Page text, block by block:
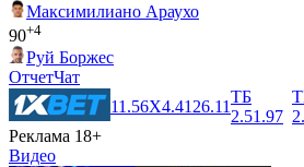
Максимилиано Араухо
90+4
Руй Боржес
ОтчетЧат
11.56X4.41 26.11
ТБ
2.51.97
Реклама 18+
Видео